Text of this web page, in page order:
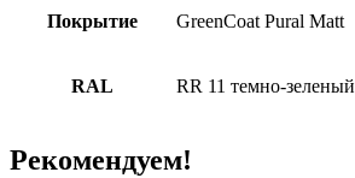
Покрытие GreenCoat Pural Matt
RAL RR 11 темно-зеленый
Рекомендуем!